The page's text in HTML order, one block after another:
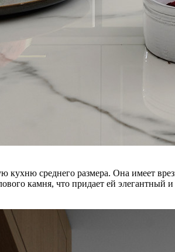
кухню среднего размера. Она имеет
камня, что придает ей